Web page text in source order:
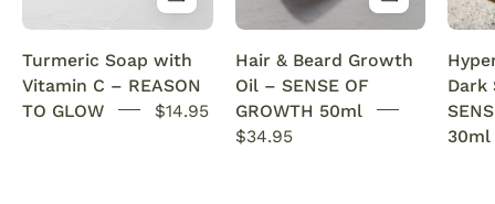
Acne
SENSEOFREASONS
Turmeric Soap with
Vitamin C – REASON
TO GLOW
$14.95
with
oil.
This
Hair & Beard Growth
Oil – SENSE OF
GROWTH 50ml
$34.95
Dark
30ml